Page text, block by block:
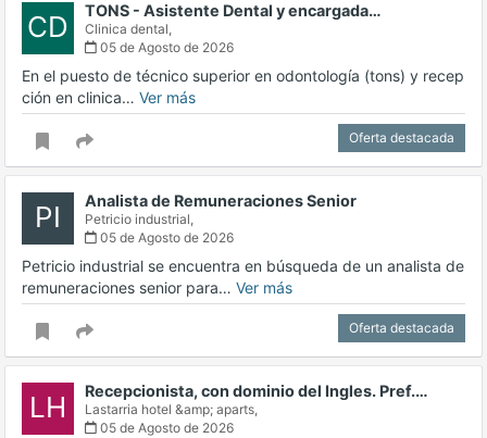
CD TONS - Asistente Dental y encargada…
Clinica dental,
05 de Agosto de 2026
En el puesto de técnico superior en odontología (tons) y recep
ción en clinica… Ver más
Oferta destacada
PI Analista de Remuneraciones Senior
Petricio industrial,
05 de Agosto de 2026
Petricio industrial se encuentra en búsqueda de un analista de
remuneraciones senior para… Ver más
Oferta destacada
LH Recepcionista, con dominio del Ingles. Pref.…
Lastarria hotel &amp; aparts,
05 de Agosto de 2026